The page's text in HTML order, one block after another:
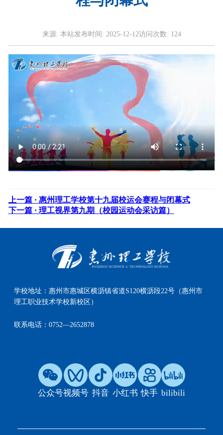
来源: 本站发布时间: 2025-12-12访问次数: 124
上一篇 · 惠州理工学校第十九届校运会赛程与闭幕式
下一篇 · 理工视界第九期（校园运动会采访篇）
学校地址：惠州市惠城区横沥镇省道S120横沥段22号（惠州市
理工职业技术学校新校区）
联系电话：0752—2652878
公众号视频号 抖音 小红书 快手 bilibili